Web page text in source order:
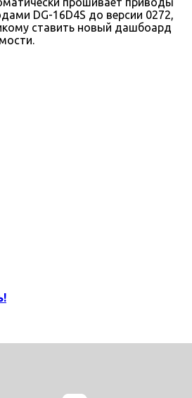
DG-16D4S до версии 0272,
ставить новый дашбоард